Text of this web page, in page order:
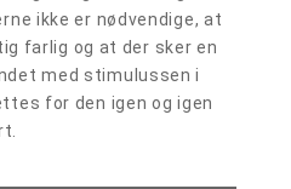
ikke er nødvendige, at
farlig og at der sker en
med stimulussen i
for den igen og igen